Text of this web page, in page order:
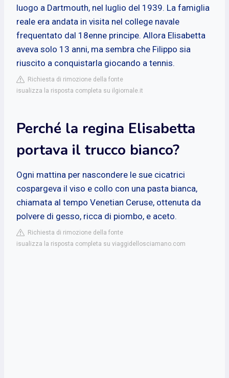
luogo a Dartmouth, nel luglio del 1939. La famiglia
reale era andata in visita nel college navale
frequentato dal 18enne principe. Allora Elisabetta
aveva solo 13 anni, ma sembra che Filippo sia
riuscito a conquistarla giocando a tennis.
Richiesta di rimozione della fonte
isualizza la risposta completa su ilgiornale.it
Perché la regina Elisabetta
portava il trucco bianco?
Ogni mattina per nascondere le sue cicatrici
cospargeva il viso e collo con una pasta bianca,
chiamata al tempo Venetian Ceruse, ottenuta da
polvere di gesso, ricca di piombo, e aceto.
Richiesta di rimozione della fonte
isualizza la risposta completa su viaggidellosciamano.com